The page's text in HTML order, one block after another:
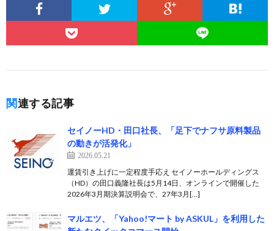
関連する記事
セイノーHD・田口社長、「足下でナフサ原料製品
の動きが活発化」
2026.05.21
運賃引き上げに一定程度手応え セイノーホールディングス
（HD）の田口義隆社長は5月14日、オンラインで開催した
2026年3月期決算説明会で、27年3月[…]
マルエツ、「Yahoo!マート by ASKUL」を利用した